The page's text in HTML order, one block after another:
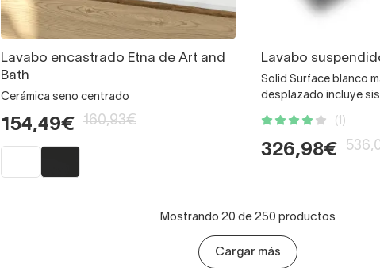
Lavabo encastrado Etna de Art and
Bath
Cerámica seno centrado
154,49€ 160,93€
Lavabo
Solid Surface blanco
desplazado incluye
(1)
326,98€
Mostrando 20 de 250 productos
Cargar más